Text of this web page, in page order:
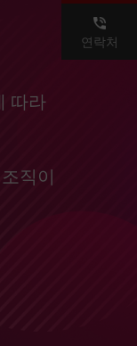
따라
직이
연락처